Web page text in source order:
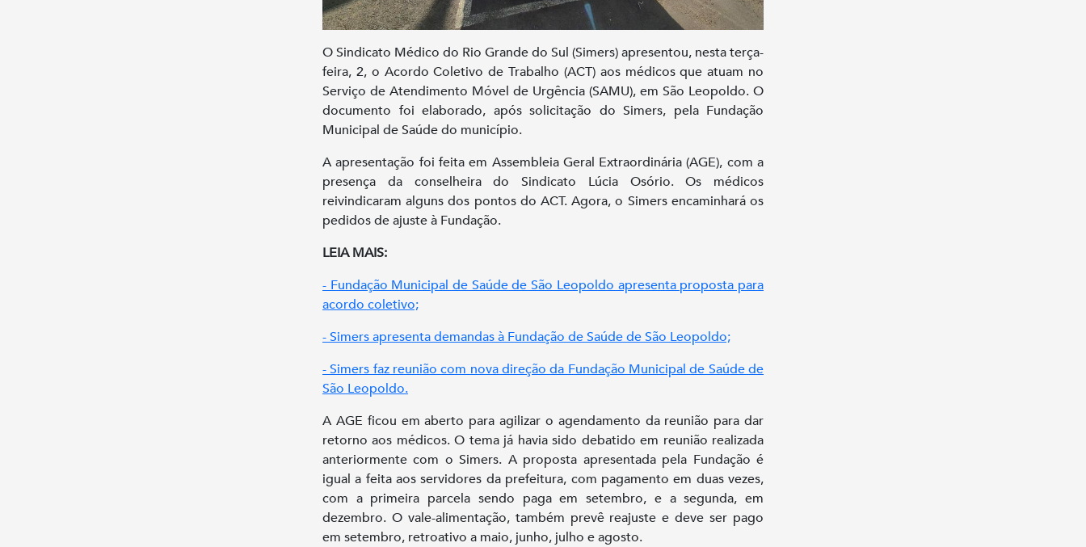
O Sindicato Médico do Rio Grande do Sul (Simers) apresentou, nesta terça-
feira, 2, o Acordo Coletivo de Trabalho (ACT) aos médicos que atuam no
Serviço de Atendimento Móvel de Urgência (SAMU), em São Leopoldo. O
documento foi elaborado, após solicitação do Simers, pela Fundação
Municipal de Saúde do município.
A apresentação foi feita em Assembleia Geral Extraordinária (AGE), com a
presença da conselheira do Sindicato Lúcia Osório. Os médicos
reivindicaram alguns dos pontos do ACT. Agora, o Simers encaminhará os
pedidos de ajuste à Fundação.
LEIA MAIS:
- Fundação Municipal de Saúde de São Leopoldo apresenta proposta para
acordo coletivo;
- Simers apresenta demandas à Fundação de Saúde de São Leopoldo;
- Simers faz reunião com nova direção da Fundação Municipal de Saúde de
São Leopoldo.
A AGE ficou em aberto para agilizar o agendamento da reunião para dar
retorno aos médicos. O tema já havia sido debatido em reunião realizada
anteriormente com o Simers. A proposta apresentada pela Fundação é
igual a feita aos servidores da prefeitura, com pagamento em duas vezes,
com a primeira parcela sendo paga em setembro, e a segunda, em
dezembro. O vale-alimentação, também prevê reajuste e deve ser pago
em setembro, retroativo a maio, junho, julho e agosto.